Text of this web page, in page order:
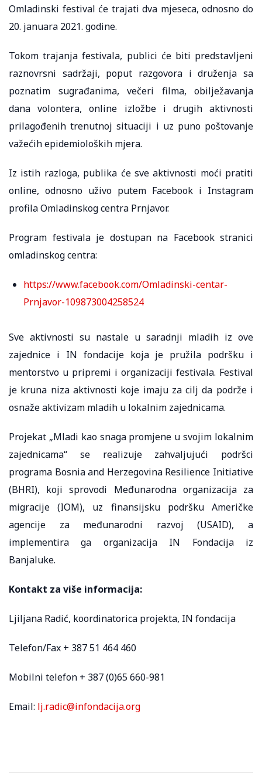
Omladinski festival će trajati dva mjeseca, odnosno do
20. januara 2021. godine.
Tokom trajanja festivala, publici će biti predstavljeni
raznovrsni sadržaji, poput razgovora i druženja sa
poznatim sugrađanima, večeri filma, obilježavanja
dana volontera, online izložbe i drugih aktivnosti
prilagođenih trenutnoj situaciji i uz puno poštovanje
važećih epidemioloških mjera.
Iz istih razloga, publika će sve aktivnosti moći pratiti
online, odnosno uživo putem Facebook i Instagram
profila Omladinskog centra Prnjavor.
Program festivala je dostupan na Facebook stranici
omladinskog centra:
https://www.facebook.com/Omladinski-centar-
Prnjavor-109873004258524
Sve aktivnosti su nastale u saradnji mladih iz ove
zajednice i IN fondacije koja je pružila podršku i
mentorstvo u pripremi i organizaciji festivala. Festival
je kruna niza aktivnosti koje imaju za cilj da podrže i
osnaže aktivizam mladih u lokalnim zajednicama.
Projekat „Mladi kao snaga promjene u svojim lokalnim
zajednicama“ se realizuje zahvaljujući podršci
programa Bosnia and Herzegovina Resilience Initiative
(BHRI), koji sprovodi Međunarodna organizacija za
migracije (IOM), uz finansijsku podršku Američke
agencije za međunarodni razvoj (USAID), a
implementira ga organizacija IN Fondacija iz
Banjaluke.
Kontakt za više informacija:
Ljiljana Radić, koordinatorica projekta, IN fondacija
Telefon/Fax + 387 51 464 460
Mobilni telefon + 387 (0)65 660-981
Email: lj.radic@infondacija.org